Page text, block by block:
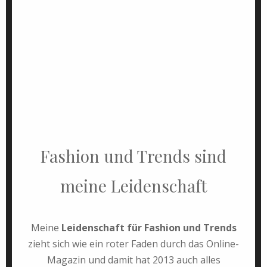
Fashion und Trends sind
meine Leidenschaft
Meine Leidenschaft für Fashion und Trends
zieht sich wie ein roter Faden durch das Online-
Magazin und damit hat 2013 auch alles